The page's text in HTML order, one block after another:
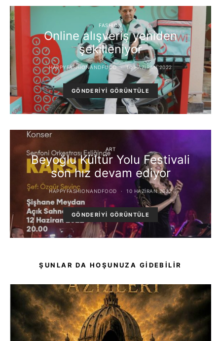
FASHION
Online alışveriş yeniden
şekilleniyor
HAPPYFASHIONANDFOOD 10 HAZIRAN 2022
GÖNDERIYI GÖRÜNTÜLE
ART
Beyoğlu Kültür Yolu Festivali
son hız devam ediyor
HAPPYFASHIONANDFOOD 10 HAZIRAN 2022
GÖNDERIYI GÖRÜNTÜLE
ŞUNLAR DA HOŞUNUZA GIDEBILIR